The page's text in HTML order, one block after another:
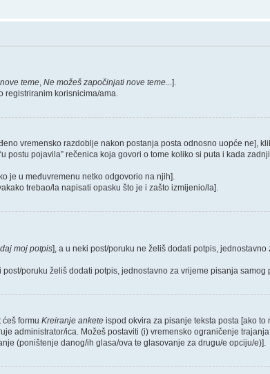
teme Ne možeš započinjati nove teme ...].
korisnicima/ama.
vremensko razdoblje nakon postanja posta odnosno uopće ne],
pojavila” rečenica koja govori o tome koliko si puta i kada
je u međuvremenu netko odgovorio na njih].
trebao/la napisati opasku što je i zašto izmijenio/la].
moj potpis], a u neki post/poruku ne želiš dodati potpis,
poruku želiš dodati potpis, jednostavno za vrijeme pisanja
formu Kreiranje ankete ispod okvira za pisanje teksta posta [ako
administrator/ica. Možeš postaviti (i) vremensko ograničenje
(poništenje danog/ih glasa/ova te glasovanje za drugu/e opciju/e)].